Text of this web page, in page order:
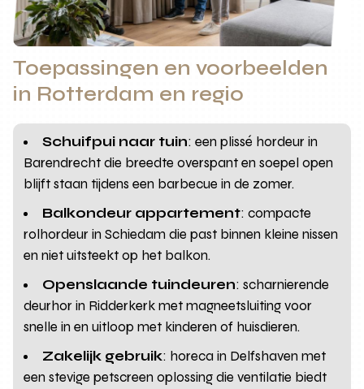
Toepassingen en voorbeelden
in Rotterdam en regio
Schuifpui naar tuin: een plissé hordeur in
Barendrecht die breedte overspant en soepel open
blijft staan tijdens een barbecue in de zomer.
Balkondeur appartement: compacte
rolhordeur in Schiedam die past binnen kleine nissen
en niet uitsteekt op het balkon.
Openslaande tuindeuren: scharnierende
deurhor in Ridderkerk met magneetsluiting voor
snelle in en uitloop met kinderen of huisdieren.
Zakelijk gebruik: horeca in Delfshaven met
een stevige petscreen oplossing die ventilatie biedt